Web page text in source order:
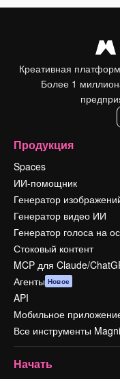
Креативная
Более 1
Продукция
Spaces
ИИ-помощник
Генератор
Генератор видео ИИ
Генератор голоса на
Стоковый контент
MCP для Claude/
Агенты Новое
API
Мобильное
Все инструменты
Начать